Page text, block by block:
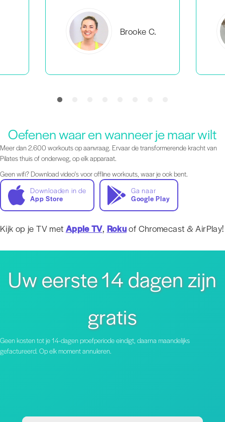
Everlea B.
Oefenen waar en wanneer je maar wilt
Meer dan 2.600 workouts op aanvraag. Ervaar de transformerende kracht van
Pilates thuis of onderweg, op elk apparaat.
Geen wifi? Download video's voor offline workouts, waar je ook bent.
Downloaden in de
App Store
Ga naar
Google Play
Kijk op je TV met Apple TV, Rokuof Chromecast & AirPlay!
Uw eerste 14 dagen zijn
gratis
Geen kosten tot je 14-dagen proefperiode eindigt, daarna maandelijks
gefactureerd. Op elk moment annuleren.